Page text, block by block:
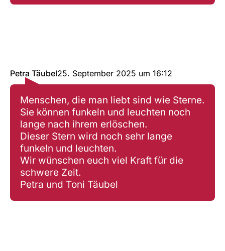
Petra Täubel25. September 2025 um 16:12
Menschen, die man liebt sind wie Sterne.
Sie können funkeln und leuchten noch
lange nach ihrem erlöschen.
Dieser Stern wird noch sehr lange
funkeln und leuchten.
Wir wünschen euch viel Kraft für die
schwere Zeit.
Petra und Toni Täubel